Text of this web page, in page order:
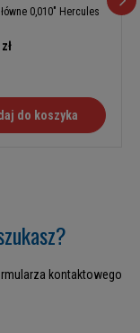
0,010" Hercules
do koszyka
kontaktowego